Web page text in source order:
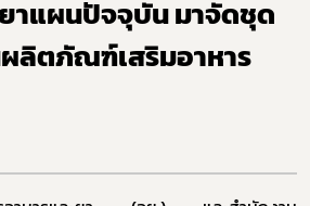
าแผนปัจจุบัน มาจัดชุด
ลิตภัณฑ์เสริมอาหาร